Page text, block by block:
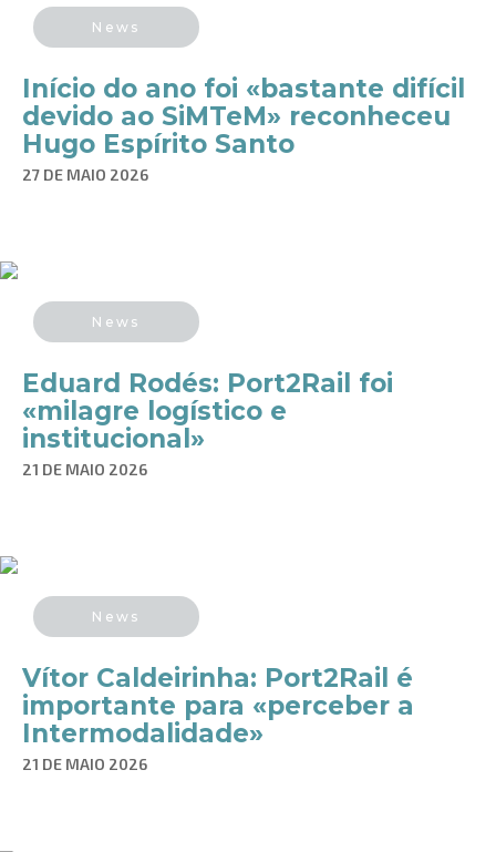
News
Início do ano foi «bastante difícil
devido ao SiMTeM» reconheceu
Hugo Espírito Santo
27 DE MAIO 2026
News
Eduard Rodés: Port2Rail foi
«milagre logístico e
institucional»
21 DE MAIO 2026
News
Vítor Caldeirinha: Port2Rail é
importante para «perceber a
Intermodalidade»
21 DE MAIO 2026